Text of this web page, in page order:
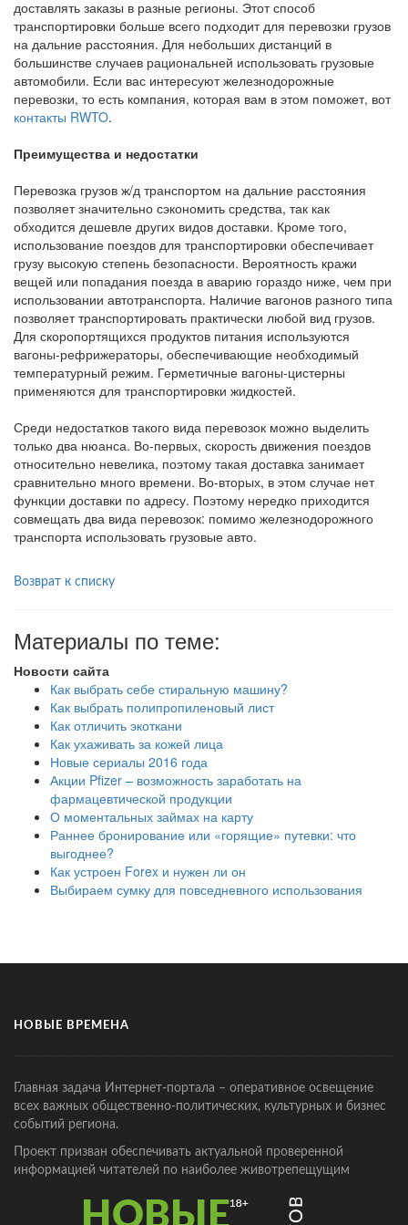
доставлять заказы в разные регионы. Этот способ
транспортировки больше всего подходит для перевозки грузов
на дальние расстояния. Для небольших дистанций в
большинстве случаев рациональней использовать грузовые
автомобили. Если вас интересуют железнодорожные
перевозки, то есть компания, которая вам в этом поможет, вот
контакты RWTO.
Преимущества и недостатки
Перевозка грузов ж/д транспортом на дальние расстояния
позволяет значительно сэкономить средства, так как
обходится дешевле других видов доставки. Кроме того,
использование поездов для транспортировки обеспечивает
грузу высокую степень безопасности. Вероятность кражи
вещей или попадания поезда в аварию гораздо ниже, чем при
использовании автотранспорта. Наличие вагонов разного типа
позволяет транспортировать практически любой вид грузов.
Для скоропортящихся продуктов питания используются
вагоны-рефрижераторы, обеспечивающие необходимый
температурный режим. Герметичные вагоны-цистерны
применяются для транспортировки жидкостей.
Среди недостатков такого вида перевозок можно выделить
только два нюанса. Во-первых, скорость движения поездов
относительно невелика, поэтому такая доставка занимает
сравнительно много времени. Во-вторых, в этом случае нет
функции доставки по адресу. Поэтому нередко приходится
совмещать два вида перевозок: помимо железнодорожного
транспорта использовать грузовые авто.
Возврат к списку
Материалы по теме:
Новости сайта
Как выбрать себе стиральную машину?
Как выбрать полипропиленовый лист
Как отличить экоткани
Как ухаживать за кожей лица
Новые сериалы 2016 года
Акции Pfizer – возможность заработать на
фармацевтической продукции
О моментальных займах на карту
Раннее бронирование или «горящие» путевки: что
выгоднее?
Как устроен Forex и нужен ли он
Выбираем сумку для повседневного использования
НОВЫЕ ВРЕМЕНА
Главная задача Интернет-портала – оперативное освещение
всех важных общественно-политических, культурных и бизнес
событий региона.
Проект призван обеспечивать актуальной проверенной
информацией читателей по наиболее животрепещущим